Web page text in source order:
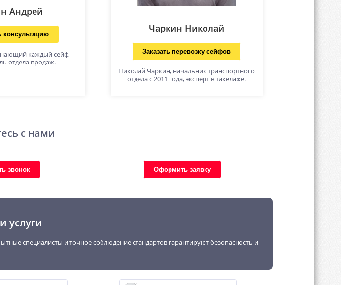
Андрей
консультацию
каждый сейф,
отдела продаж.
Чаркин Николай
Заказать перевозку сейфов
Николай Чаркин, начальник транспортного
отдела с 2011 года, эксперт в такелаже.
с нами
звонок Оформить заявку
услуги
специалисты и точное соблюдение стандартов гарантируют безопасность и